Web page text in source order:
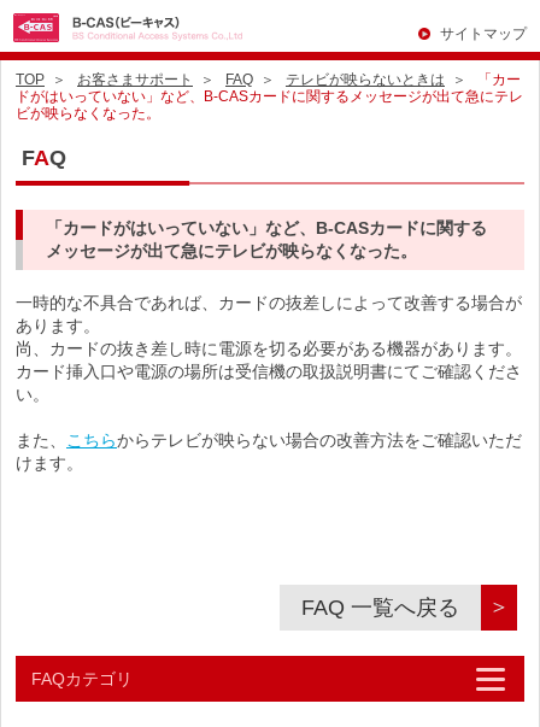
サイトマップ
TOP お客さまサポート FAQ テレビが映らないときは
「カー
ドがはいっていない」など、B-CASカードに関するメッセージが出て急にテレ
ビが映らなくなった。
FAQ
「カードがはいっていない」など、B-CASカードに関する
メッセージが出て急にテレビが映らなくなった。
一時的な不具合であれば、カードの抜差しによって改善する場合が
あります。
尚、カードの抜き差し時に電源を切る必要がある機器があります。
カード挿入口や電源の場所は受信機の取扱説明書にてご確認くださ
い。
また、 こちらからテレビが映らない場合の改善方法をご確認いただ
けます。
FAQ 一覧へ戻る ＞
FAQカテゴリ